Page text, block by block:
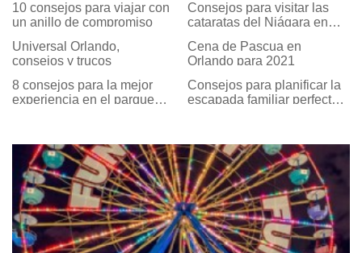
10 consejos para viajar con
un anillo de compromiso
Consejos para visitar las
cataratas del Niágara en
Universal Orlando,
consejos y trucos
Cena de Pascua en
Orlando para 2021
8 consejos para la mejor
experiencia en el parque
Consejos para planificar la
escapada familiar perfecta a